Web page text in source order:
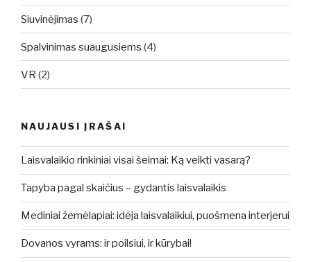
Siuvinėjimas (7)
Spalvinimas suaugusiems (4)
VR (2)
NAUJAUSI ĮRAŠAI
Laisvalaikio rinkiniai visai šeimai: Ką veikti vasarą?
Tapyba pagal skaičius – gydantis laisvalaikis
Mediniai žemėlapiai: idėja laisvalaikiui, puošmena interjerui
Dovanos vyrams: ir poilsiui, ir kūrybai!